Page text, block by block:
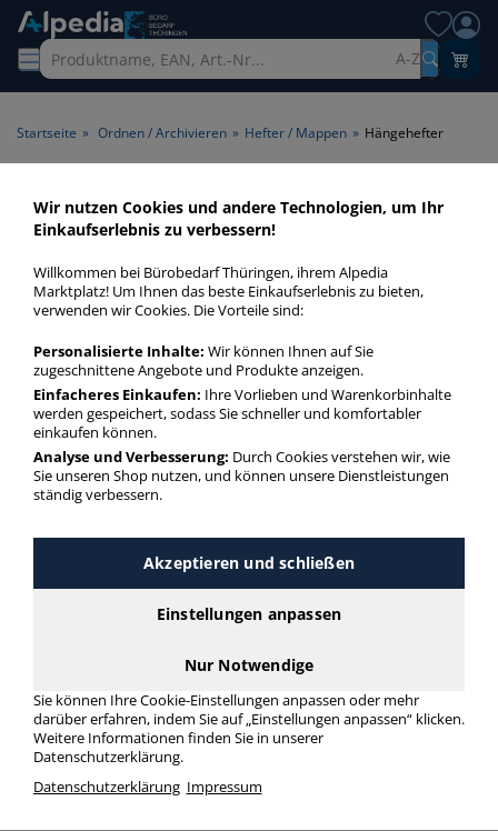
A-Z
Startseite » Ordnen / Archivieren » Hefter / Mappen » Hängehefter
Hängehefter
Sie Ihre Dokumente in Produkten von Elba und Leitz!
Hängehefter
mehr Infos zur Kategorie
Häufig gesucht
Hängehefter
mit Tasche
Hängehefter
Hängehefter
2 x Amtsheftung
grün
Wir nutzen Cookies und andere Technologien, um Ihr
Einkaufserlebnis zu verbessern!
Willkommen bei Bürobedarf Thüringen, ihrem Alpedia
Marktplatz! Um Ihnen das beste Einkaufserlebnis zu bieten,
verwenden wir Cookies. Die Vorteile sind:
Personalisierte Inhalte: Wir können Ihnen auf Sie
zugeschnittene Angebote und Produkte anzeigen.
Einfacheres Einkaufen: Ihre Vorlieben und Warenkorbinhalte
werden gespeichert, sodass Sie schneller und komfortabler
einkaufen können.
Analyse und Verbesserung: Durch Cookies verstehen wir, wie
Sie unseren Shop nutzen, und können unsere Dienstleistungen
ständig verbessern.
Akzeptieren und schließen
Einstellungen anpassen
Nur Notwendige
Sie können Ihre Cookie-Einstellungen anpassen oder mehr
darüber erfahren, indem Sie auf „Einstellungen anpassen“ klicken.
Weitere Informationen finden Sie in unserer
Datenschutzerklärung.
Datenschutzerklärung Impressum